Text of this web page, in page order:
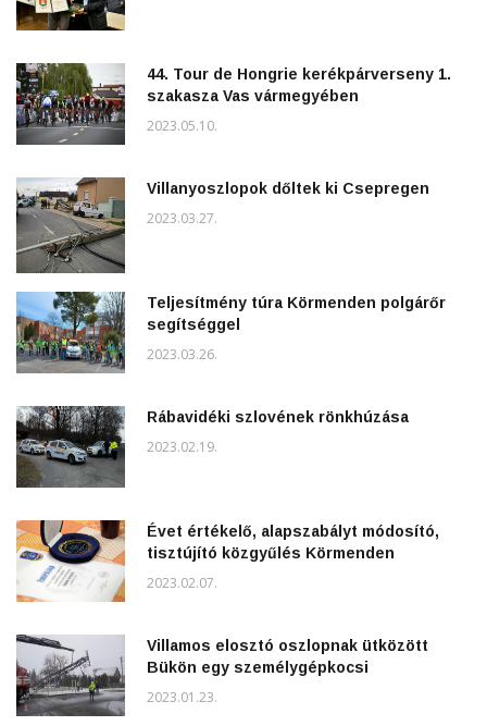
44. Tour de Hongrie kerékpárverseny 1.
szakasza Vas vármegyében
2023.05.10.
Villanyoszlopok dőltek ki Csepregen
2023.03.27.
Teljesítmény túra Körmenden polgárőr
segítséggel
2023.03.26.
Rábavidéki szlovének rönkhúzása
2023.02.19.
Évet értékelő, alapszabályt módosító,
tisztújító közgyűlés Körmenden
2023.02.07.
Villamos elosztó oszlopnak ütközött
Bükön egy személygépkocsi
2023.01.23.